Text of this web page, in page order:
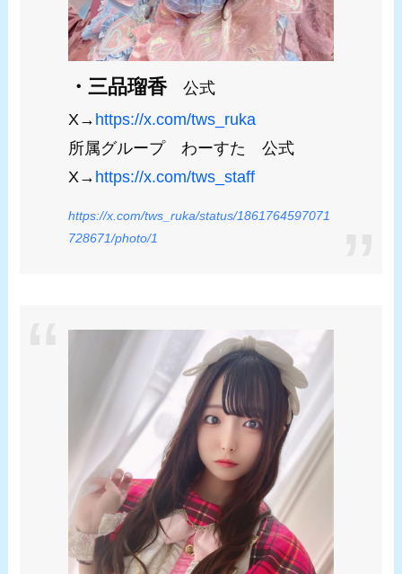
・三品瑠香公式
X→ https://x.com/tws_ruka
所属グループ わーすた 公式
X→ https://x.com/tws_staff
https://x.com/tws_ruka/status/1861764597071
728671/photo/1